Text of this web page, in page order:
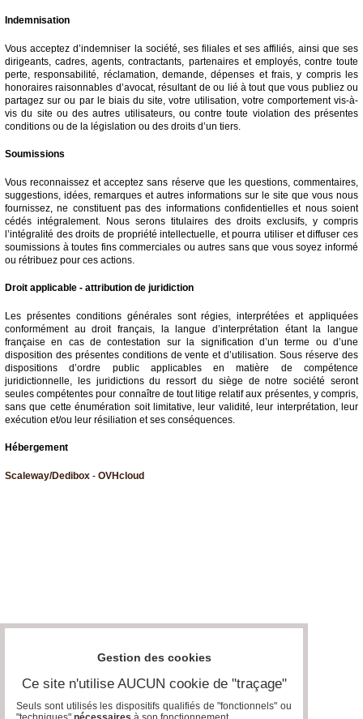
Indemnisation
Vous acceptez d’indemniser la société, ses filiales et ses affiliés, ainsi que ses
dirigeants, cadres, agents, contractants, partenaires et employés, contre toute
perte, responsabilité, réclamation, demande, dépenses et frais, y compris les
honoraires raisonnables d’avocat, résultant de ou lié à tout que vous publiez ou
partagez sur ou par le biais du site, votre utilisation, votre comportement vis-à-
vis du site ou des autres utilisateurs, ou contre toute violation des présentes
conditions ou de la législation ou des droits d’un tiers.
Soumissions
Vous reconnaissez et acceptez sans réserve que les questions, commentaires,
suggestions, idées, remarques et autres informations sur le site que vous nous
fournissez, ne constituent pas des informations confidentielles et nous soient
cédés intégralement. Nous serons titulaires des droits exclusifs, y compris
l’intégralité des droits de propriété intellectuelle, et pourra utiliser et diffuser ces
soumissions à toutes fins commerciales ou autres sans que vous soyez informé
ou rétribuez pour ces actions.
Droit applicable - attribution de juridiction
Les présentes conditions générales sont régies, interprétées et appliquées
conformément au droit français, la langue d’interprétation étant la langue
française en cas de contestation sur la signification d’un terme ou d’une
disposition des présentes conditions de vente et d’utilisation. Sous réserve des
dispositions d’ordre public applicables en matière de compétence
juridictionnelle, les juridictions du ressort du siège de notre société seront
seules compétentes pour connaître de tout litige relatif aux présentes, y compris,
sans que cette énumération soit limitative, leur validité, leur interprétation, leur
exécution et/ou leur résiliation et ses conséquences.
Hébergement
Scaleway/Dedibox - OVHcloud
Gestion des cookies
Ce site n'utilise AUCUN cookie de "traçage"
Seuls sont utilisés les dispositifs qualifiés de "fonctionnels" ou